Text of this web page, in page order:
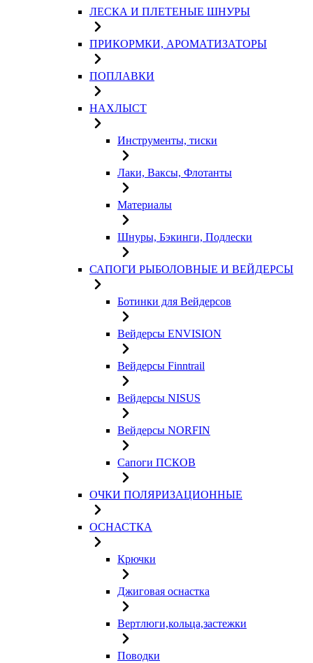
ЛЕСКА И ПЛЕТЕНЫЕ ШНУРЫ
ПРИКОРМКИ, АРОМАТИЗАТОРЫ
ПОПЛАВКИ
НАХЛЫСТ
Инструменты, тиски
Лаки, Ваксы, Флотанты
Материалы
Шнуры, Бэкинги, Подлески
САПОГИ РЫБОЛОВНЫЕ И ВЕЙДЕРСЫ
Ботинки для Вейдерсов
Вейдерсы ENVISION
Вейдерсы Finntrail
Вейдерсы NISUS
Вейдерсы NORFIN
Сапоги ПСКОВ
ОЧКИ ПОЛЯРИЗАЦИОННЫЕ
ОСНАСТКА
Крючки
Джиговая оснастка
Вертлюги,кольца,застежки
Поводки